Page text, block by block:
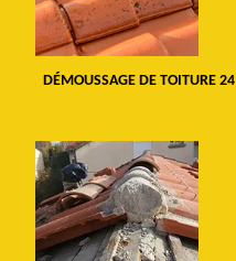
DÉMOUSSAGE DE TOITURE 24